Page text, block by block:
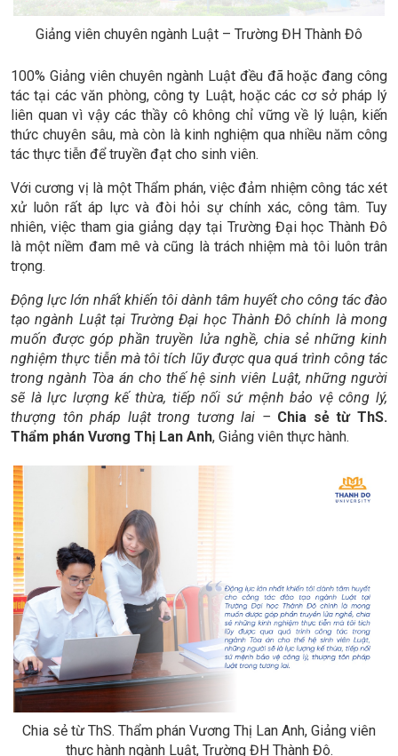
Giảng viên chuyên ngành Luật – Trường ĐH Thành Đô
100% Giảng viên chuyên ngành Luật đều đã hoặc đang công
tác tại các văn phòng, công ty Luật, hoặc các cơ sở pháp lý
liên quan vì vậy các thầy cô không chỉ vững về lý luận, kiến
thức chuyên sâu, mà còn là kinh nghiệm qua nhiều năm công
tác thực tiễn để truyền đạt cho sinh viên.
Với cương vị là một Thẩm phán, việc đảm nhiệm công tác xét
xử luôn rất áp lực và đòi hỏi sự chính xác, công tâm. Tuy
nhiên, việc tham gia giảng dạy tại Trường Đại học Thành Đô
là một niềm đam mê và cũng là trách nhiệm mà tôi luôn trân
trọng.
Động lực lớn nhất khiến tôi dành tâm huyết cho công tác đào
tạo ngành Luật tại Trường Đại học Thành Đô chính là mong
muốn được góp phần truyền lửa nghề, chia sẻ những kinh
nghiệm thực tiễn mà tôi tích lũy được qua quá trình công tác
trong ngành Tòa án cho thế hệ sinh viên Luật, những người
sẽ là lực lượng kế thừa, tiếp nối sứ mệnh bảo vệ công lý,
thượng tôn pháp luật trong tương lai – Chia sẻ từ ThS.
Thẩm phán Vương Thị Lan Anh, Giảng viên thực hành.
Chia sẻ từ ThS. Thẩm phán Vương Thị Lan Anh, Giảng viên
thực hành ngành Luật, Trường ĐH Thành Đô.